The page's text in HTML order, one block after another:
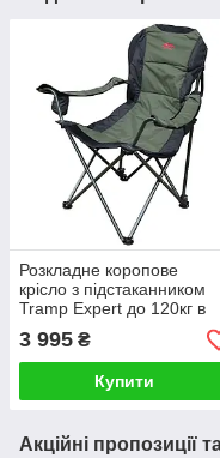
Розкладне коропове
крісло з підстаканником
Tramp Expert до 120кг в
чохлі
3 995 ₴
Купити
Акційні пропозиції